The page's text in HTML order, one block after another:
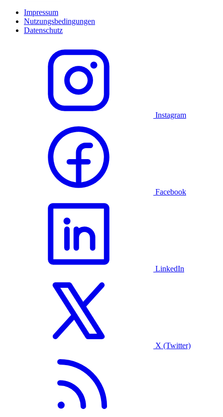
Impressum
Nutzungsbedingungen
Datenschutz
Instagram
Facebook
LinkedIn
X (Twitter)